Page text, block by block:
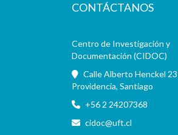
CONTÁCTANOS
Centro de Investigación y
Documentación (CIDOC)
Calle Alberto Henckel
Providencia, Santiago
+56 2 24207368
cidoc@uft.cl